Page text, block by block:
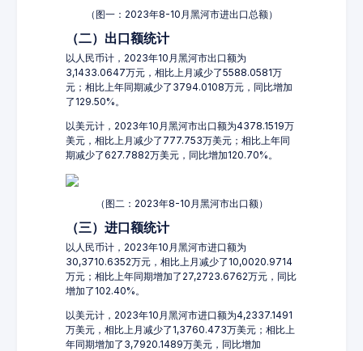
（图一：2023年8-10月黑河市进出口总额）
（二）出口额统计
以人民币计，2023年10月黑河市出口额为
3,1433.0647万元，相比上月减少了5588.0581万
元；相比上年同期减少了3794.0108万元，同比增加
了129.50%。
以美元计，2023年10月黑河市出口额为4378.1519万
美元，相比上月减少了777.753万美元；相比上年同
期减少了627.7882万美元，同比增加120.70%。
（图二：2023年8-10月黑河市出口额）
（三）进口额统计
以人民币计，2023年10月黑河市进口额为
30,3710.6352万元，相比上月减少了10,0020.9714
万元；相比上年同期增加了27,2723.6762万元，同比
增加了102.40%。
以美元计，2023年10月黑河市进口额为4,2337.1491
万美元，相比上月减少了1,3760.473万美元；相比上
年同期增加了3,7920.1489万美元，同比增加